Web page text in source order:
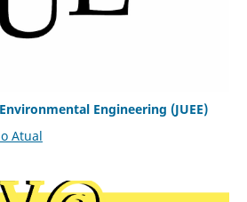
Engineering (JUEE)
Atual